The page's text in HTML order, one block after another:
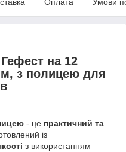
на 12
з полицею для
- це практичний та
із
з використанням